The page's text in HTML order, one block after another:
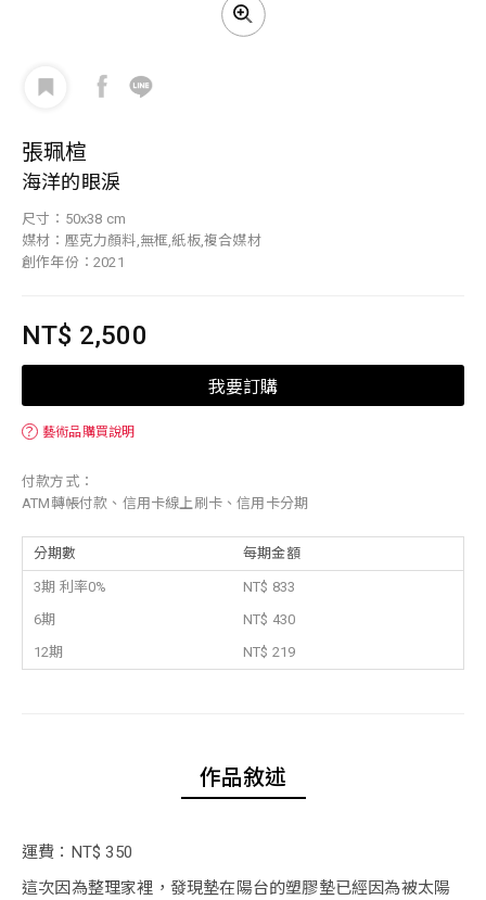
張珮楦
海洋的眼淚
尺寸：50x38 cm
媒材：壓克力顏料,無框,紙板,複合媒材
創作年份：2021
NT$ 2,500
我要訂購
？ 藝術品購買說明
付款方式：
ATM轉帳付款、信用卡線上刷卡、信用卡分期
分期數 每期金額
3期 利率0%
NT$ 833
6期
NT$ 430
12期
NT$ 219
作品敘述
運費：NT$ 350
這次因為整理家裡，發現墊在陽台的塑膠墊已經因為被太陽